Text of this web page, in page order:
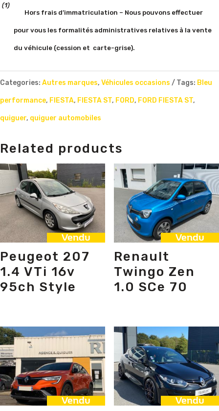
(1)
Hors frais d’immatriculation – Nous pouvons effectuer
pour vous les formalités administratives relatives à la vente
du véhicule (cession et carte-grise).
Categories: Autres marques, Véhicules occasions Tags: Bleu
performance, FIESTA, FIESTA ST, FORD, FORD FIESTA ST,
quiguer, quiguer automobiles
Related products
Vendu
Peugeot 207
1.4 VTi 16v
95ch Style
Vendu
Renault
Twingo Zen
1.0 SCe 70
Vendu Vendu